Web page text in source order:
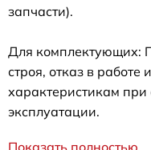
запчасти).
Для комплектующих:
строя, отказ в работе
характеристикам
эксплуатации.
Показать полностью